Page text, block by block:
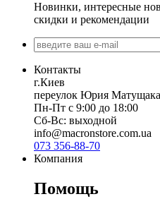
Новинки, интересные
скидки и рекомендации
Контакты
г.Киев
переулок Юрия
Пн-Пт с 9:00 до 18:00
Сб-Вс: выходной
info@macronstore.com.ua
073 356-88-70
Компания
Помощь